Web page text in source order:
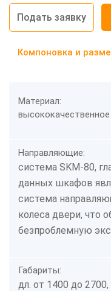
Подать заявку
Компоновка и
Материал:
Направляющие:
система SKM-80,
данных шкафов
система
колеса двери, что
безпроблемную
Габариты:
дл. от 1400 до